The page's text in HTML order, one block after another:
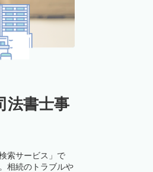
法書士事
索サービス」で
相続のトラブルや